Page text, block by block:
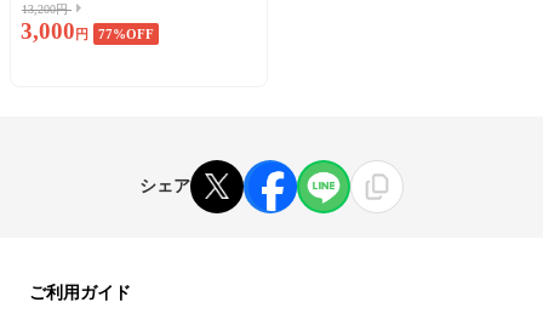
13,200円
3,000 円 77%OFF
シェア
ご利用ガイド